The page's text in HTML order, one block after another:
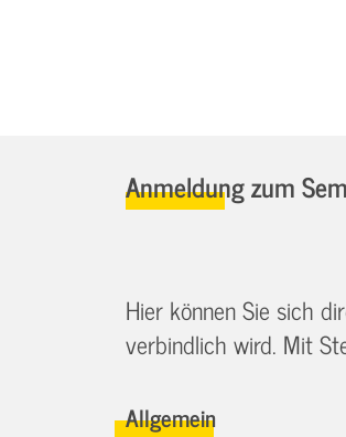
Anmeldung zum
Hier können Sie sich
verbindlich wird. Mit
Allgemein